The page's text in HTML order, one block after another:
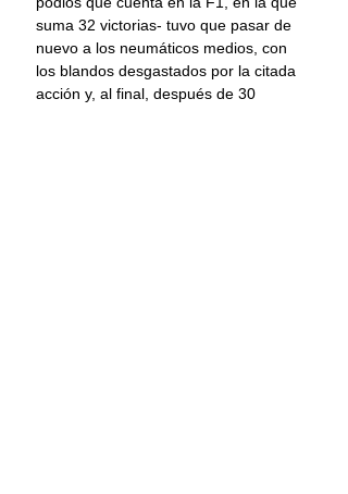
suma 32 victorias- tuvo que pasar de
nuevo a los neumáticos medios, con
los blandos desgastados por la citada
acción y, al final, después de 30